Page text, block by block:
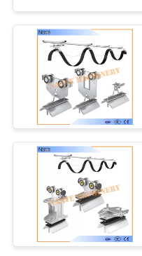
NEWS
MAPA
SITIO
PRIVACY
POLICY